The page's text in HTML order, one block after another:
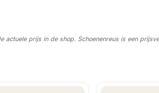
actuele prijs in de shop. Schoenenreus is een